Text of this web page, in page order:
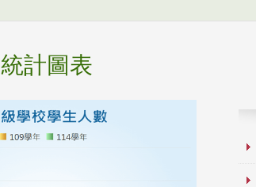
統計圖表